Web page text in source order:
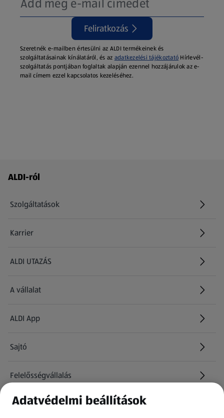
Feliratkozás
Szeretnék e-mailben értesülni az ALDI termékeinek és
szolgáltatásainak kínálatáról, és az adatkezelési tájékoztató Hírlevél-
szolgáltatás pontjában foglaltak alapján ezennel hozzájárulok az e-
mail címem ezzel kapcsolatos kezeléséhez.
Láblécmenü - további linkek
ALDI-ról
Szolgáltatások
Karrier
(új oldalon nyílik meg)
ALDI UTAZÁS
(új oldalon nyílik meg)
A vállalat
ALDI App
Sajtó
Felelősségvállalás
Információk
Adatvédelmi beállítások